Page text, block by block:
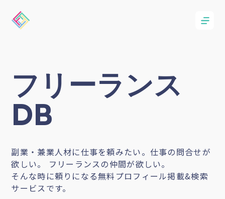
フリーランス
DB
副業・兼業人材に仕事を頼みたい。仕事の問合せが
欲しい。 フリーランスの仲間が欲しい。
そんな時に頼りになる無料プロフィール掲載&検索
サービスです。